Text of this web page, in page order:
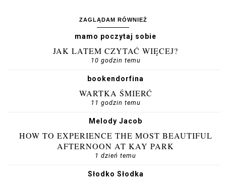
ZAGLĄDAM RÓWNIEŻ
mamo poczytaj sobie
JAK LATEM CZYTAĆ WIĘCEJ?
10 godzin temu
bookendorfina
WARTKA ŚMIERĆ
11 godzin temu
Melody Jacob
HOW TO EXPERIENCE THE MOST BEAUTIFUL
AFTERNOON AT KAY PARK
1 dzień temu
Słodko Słodka